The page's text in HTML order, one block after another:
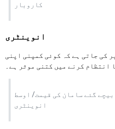
کاروبار
انوینٹری
کی جاتی ہے کہ کوئی کمپنی اپنی
انتظام کرنے میں کتنی موثر ہے۔
گئے سامان کی قیمت/ اوسط
انوینٹری